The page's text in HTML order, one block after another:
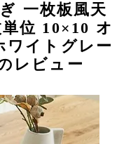
一枚板風天
位 10×10 オ
ワイトグレー
レビュー